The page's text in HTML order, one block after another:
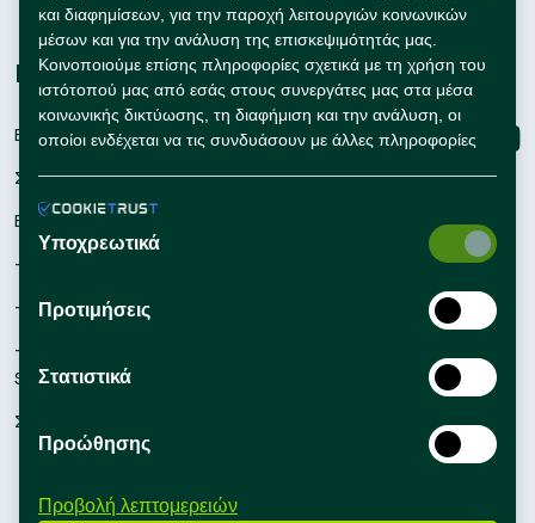
Συμβουλές Καριέρας
Εταιρείες
Εγγραφή
Σύνδεση
Εργαλεία Προσλήψεων
– Self Service Hiring Solutions
– Talent Hiring Solutions
– Employer Branding
Solutions
Συμβουλές Προσλήψεων
Connect with us
και διαφημίσεων, για την παροχή λειτουργιών κοινωνικών
μέσων και για την ανάλυση της επισκεψιμότητάς μας.
Κοινοποιούμε επίσης πληροφορίες σχετικά με τη χρήση του
ιστότοπού μας από εσάς στους συνεργάτες μας στα μέσα
κοινωνικής δικτύωσης, τη διαφήμιση και την ανάλυση, οι
οποίοι ενδέχεται να τις συνδυάσουν με άλλες πληροφορίες
Υποχρεωτικά
Προτιμήσεις
Στατιστικά
Προώθησης
Προβολή λεπτομερειών